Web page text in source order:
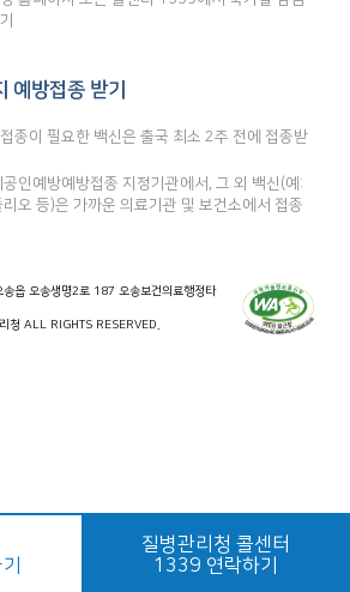
예방접종 받기
종이 필요한 백신은 출국 최소 2주 전에 접종받
인예방예방접종 지정기관에서, 그 외 백신(예:
오 등)은 가까운 의료기관 및 보건소에서 접종
읍 오송생명2로 187 오송보건의료행정타
ALL RIGHTS RESERVED.
질병관리청 콜센터
1339 연락하기